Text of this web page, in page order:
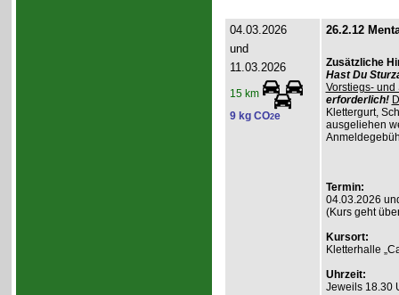
04.03.2026
und
11.03.2026
15 km
9 kg CO2e
26.2.12
Zusätzliche
Hast Du
Vorstiegs- und
erforderlich!
Klettergurt,
ausgeliehen
Termin:
04.03.2026
(Kurs geht
Kursort:
Kletterhalle
Uhrzeit:
Jeweils 18.30